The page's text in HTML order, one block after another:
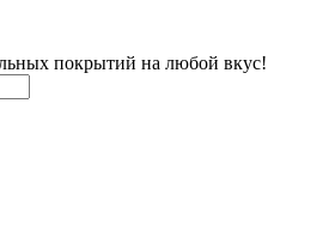
покрытий на любой вкус!